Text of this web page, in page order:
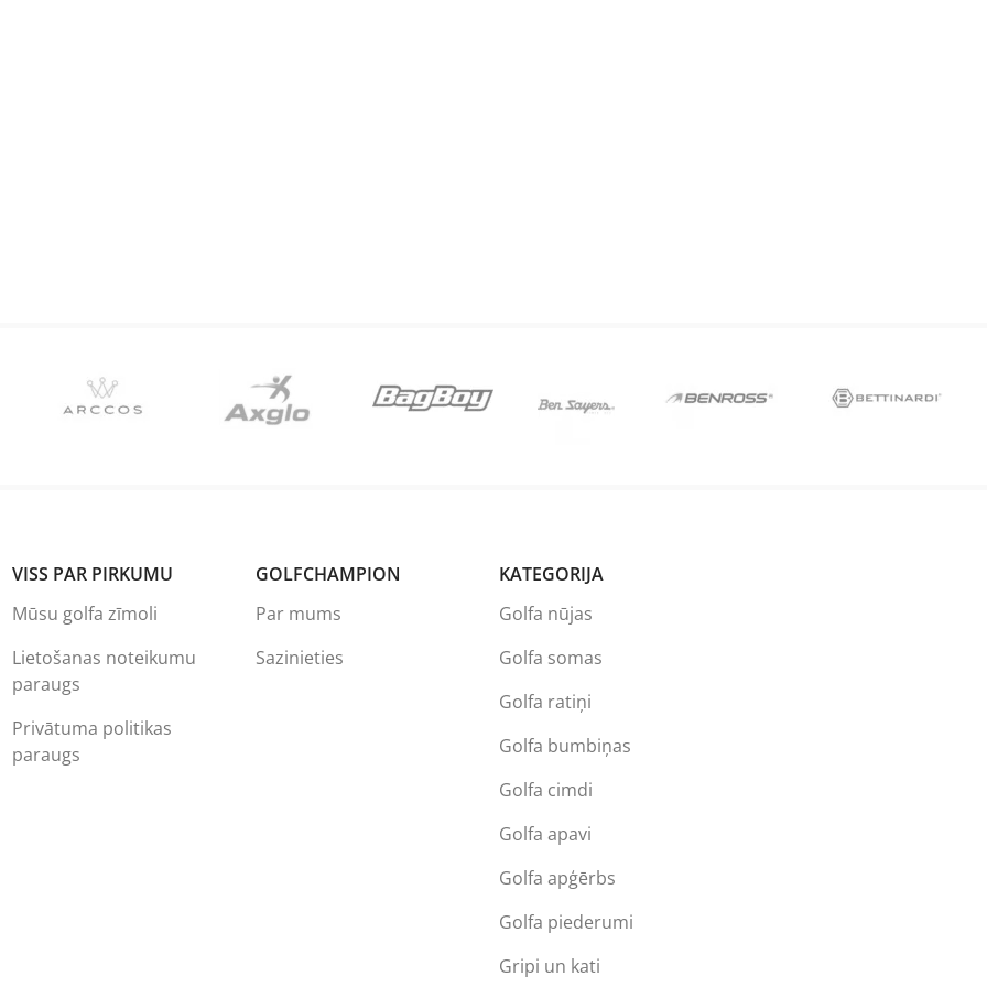
VISS PAR PIRKUMU
Mūsu golfa zīmoli
Lietošanas noteikumu
paraugs
Privātuma politikas
paraugs
GOLFCHAMPION
Par mums
Sazinieties
KATEGORIJA
Golfa nūjas
Golfa somas
Golfa ratiņi
Golfa bumbiņas
Golfa cimdi
Golfa apavi
Golfa apģērbs
Golfa piederumi
Gripi un kati